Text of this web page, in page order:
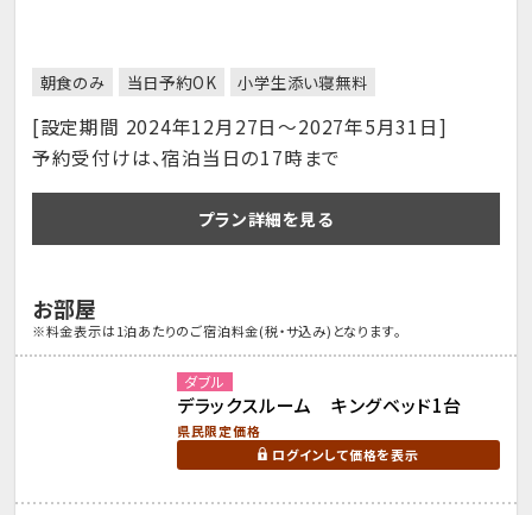
朝食のみ 当日予約OK 小学生添い寝無料
[設定期間 2024年12月27日～2027年5月31日]
予約受付けは、宿泊当日の17時まで
プラン詳細を見る
お部屋
※料金表示は1泊あたりのご宿泊料金(税・サ込み)となります。
ダブル
デラックスルーム キングベッド1台
県民限定価格
ログインして価格を表示